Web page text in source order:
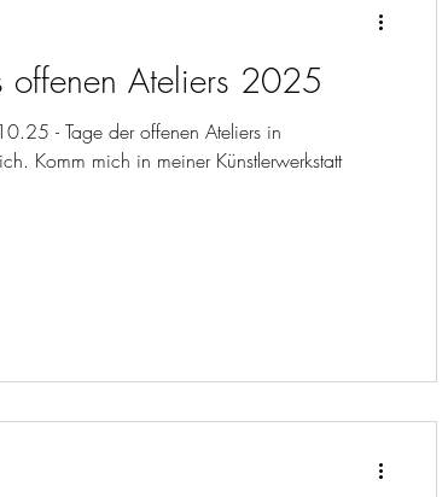
offenen Ateliers 2025
- Tage der offenen Ateliers in
Komm mich in meiner Künstlerwerkstatt